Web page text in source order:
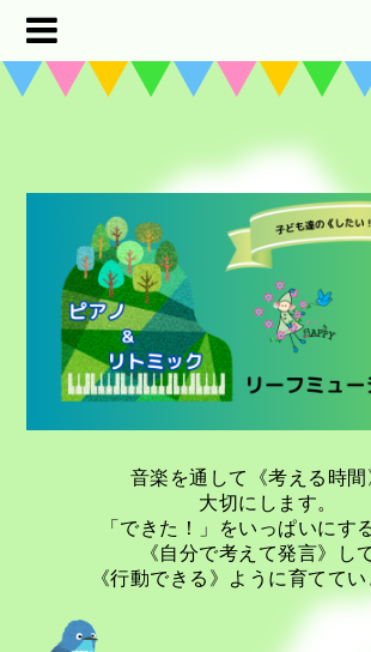
音楽を通して《考える時間
大切にします。
「できた！」をいっぱいにす
《自分で考えて発言》し
《行動できる》ように育てて